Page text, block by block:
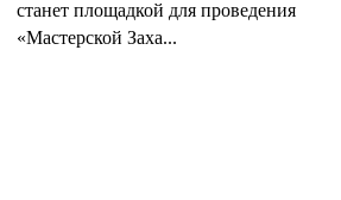
станет площадкой для проведения
«Мастерской Заха...